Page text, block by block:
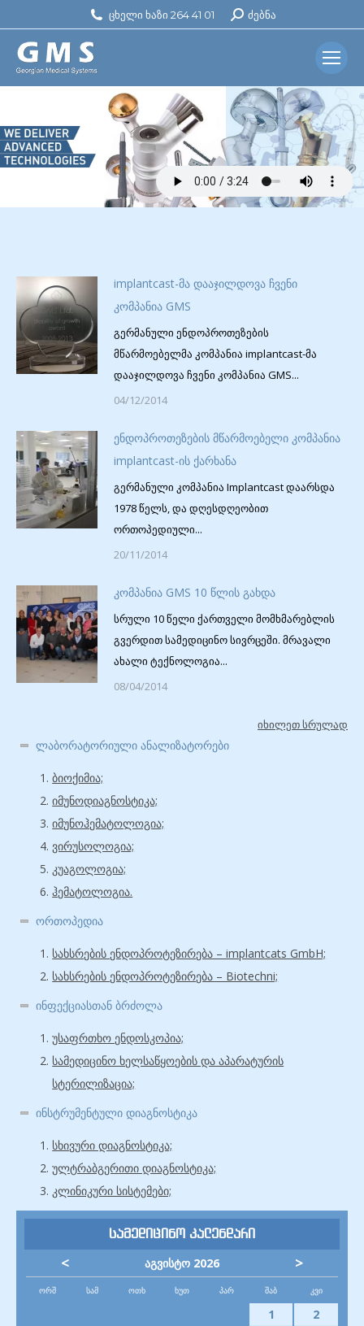
ცხელი ხაზი 264 41 01 Search:
ძებნა
implantcast-მა დააჯილდოვა ჩვენი
კომპანია GMS
გერმანული ენდოპროთეზების
მწარმოებელმა კომპანია implantcast-მა
დააჯილდოვა ჩვენი კომპანია GMS...
04/12/2014
ენდოპროთეზების მწარმოებელი კომპანია
implantcast-ის ქარხანა
გერმანული კომპანია Implantcast დაარსდა
1978 წელს, და დღესდღეობით
ორთოპედიული...
20/11/2014
კომპანია GMS 10 წლის გახდა
სრული 10 წელი ქართველი მომხმარებლის
გვერდით სამედიცინო სივრცეში. მრავალი
ახალი ტექნოლოგია...
08/04/2014
იხილეთ სრულად
ლაბორატორიული ანალიზატორები
ბიოქიმია;
იმუნოდიაგნოსტიკა;
იმუნოჰემატოლოგია;
ვირუსოლოგია;
კუაგოლოგია;
ჰემატოლოგია.
ორთოპედია
სახსრების ენდოპროტეზირება – implantcats GmbH;
სახსრების ენდოპროტეზირება – Biotechni;
ინფექციასთან ბრძოლა
უსაფრთხო ენდოსკოპია;
სამედიცინო ხელსაწყოების და აპარატურის
სტერილიზაცია;
ინსტრუმენტული დიაგნოსტიკა
სხივური დიაგნოსტიკა;
ულტრაბგერითი დიაგნოსტიკა;
კლინიკური სისტემები;
სამედიცინო კალენდარი
< აგვისტო 2026 >
ᲝᲠᲨ ᲡᲐᲛ ᲝᲗᲮ ᲮᲣᲗ ᲞᲐᲠ ᲨᲐᲑ ᲙᲕᲘ
1
2